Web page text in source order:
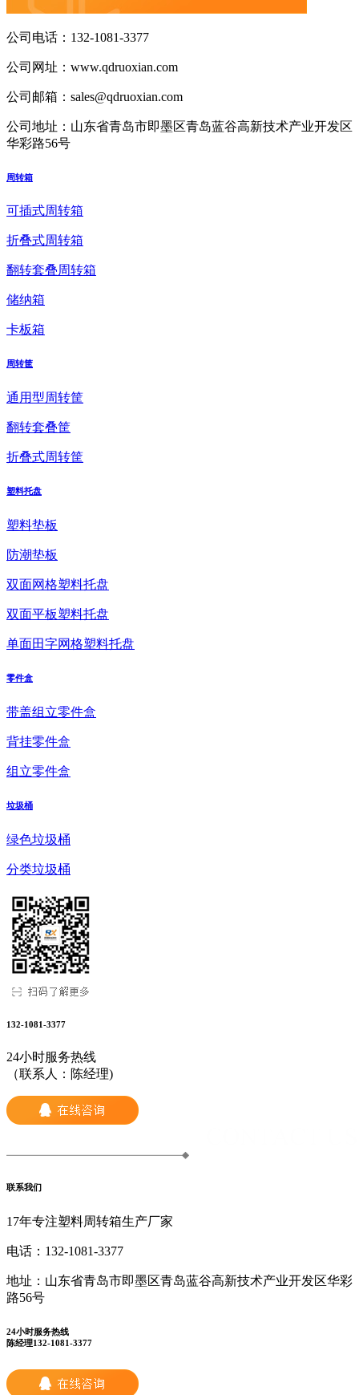
公司电话： 132-1081-3377
公司网址： www.qdruoxian.com
公司邮箱： sales@qdruoxian.com
公司地址： 山东省青岛市即墨区青岛蓝谷高新技术产业开发区
华彩路56号
周转箱
可插式周转箱
折叠式周转箱
翻转套叠周转箱
储纳箱
卡板箱
周转筐
通用型周转筐
翻转套叠筐
折叠式周转筐
塑料托盘
塑料垫板
防潮垫板
双面网格塑料托盘
双面平板塑料托盘
单面田字网格塑料托盘
零件盒
带盖组立零件盒
背挂零件盒
组立零件盒
垃圾桶
绿色垃圾桶
分类垃圾桶
132-1081-3377
24小时服务热线
（联系人：陈经理)
联系我们
17年专注塑料周转箱生产厂家
电话： 132-1081-3377
地址： 山东省青岛市即墨区青岛蓝谷高新技术产业开发区华彩
路56号
24小时服务热线
陈经理132-1081-3377